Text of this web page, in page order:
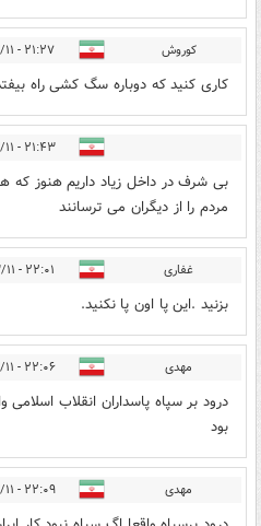
کوروش ۲۱:۲۷ - ۱۴۰۵/۰۳/۱۱
کاری کنید که دوباره سگ کشی راه
۲۱:۴۳ - ۱۴۰۵/۰۳/۱۱
بی شرف در داخل زیاد داریم هنوز که
مردم را از دیگران می ترسانند
غفاری ۲۲:۰۱ - ۱۴۰۵/۰۳/۱۱
بزنید .این پا اون پا نکنید.
مهدی ۲۲:۰۶ - ۱۴۰۵/۰۳/۱۱
درود بر سپاه پاسداران انقلاب اسلامی
بود
مهدی ۲۲:۰۹ - ۱۴۰۵/۰۳/۱۱